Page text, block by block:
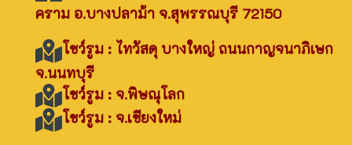
คราม อ.บางปลาม้า จ.สุพรรณบุรี 72150
โชว์รูม : ไทวัสดุ บางใหญ่ ถนนกาญจนาภิเษก
จ.นนทบุรี
โชว์รูม : จ.พิษณุโลก
โชว์รูม : จ.เชียงใหม่